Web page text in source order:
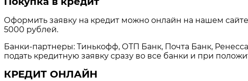
Оформить заявку на кредит можно онлайн на нашем
5000 рублей.
Банки-партнеры: Тинькофф, ОТП Банк, Почта Банк,
подать кредитную заявку сразу во все банки и при
КРЕДИТ ОНЛАЙН